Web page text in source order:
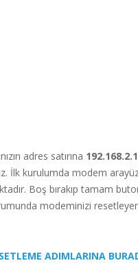
adres satırına 192.168.2.1
İlk kurulumda modem
Boş bırakıp tamam
modeminizi
ADIMLARINA